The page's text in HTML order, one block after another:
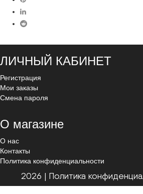
ЛИЧНЫЙ КАБИНЕТ
Регистрация
Мои заказы
Смена пароля
О магазине
О нас
Контакты
Политика конфиденциальности
2026 | Политика